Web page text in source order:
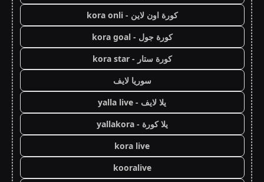
كورة اون لاين - kora onli
كورة جول - kora goal
كورة ستار - kora star
سوريا لايف
يلا لايف - yalla live
يلا كورة - yallakora
kora live
kooralive